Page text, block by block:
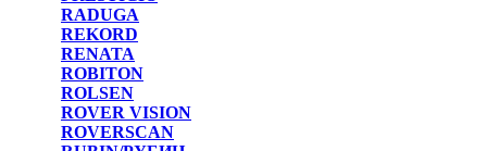
RADUGA
REKORD
RENATA
ROBITON
ROLSEN
ROVER VISION
ROVERSCAN